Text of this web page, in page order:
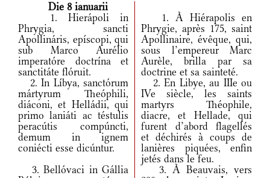
Die 8 ianuarii
1. Hierápoli in
Phrygia, sancti
Apollináris, epíscopi, qui
sub Marco Aurélio
imperatóre doctrína et
sanctitáte flóruit.
1. À Hiérapolis en
Phrygie, après 175, saint
Apollinaire, évêque, qui,
sous l’empereur Marc
Aurèle, brilla par sa
doctrine et sa sainteté.
2. In Líbya, sanctórum
mártyrum Theóphili,
diáconi, et Helládii, qui
primo laniáti ac téstulis
peracútis compúncti,
demum in ignem
coniécti esse dicúntur.
2. En Libye, au IIIe ou
IVe siècle, les saints
martyrs Théophile,
diacre, et Hellade, qui
furent d’abord flagellés
et déchirés à coups de
lanières piquées, enfin
jetés dans le feu.
3. Bellóvaci in Gállia
3. À Beauvais, vers